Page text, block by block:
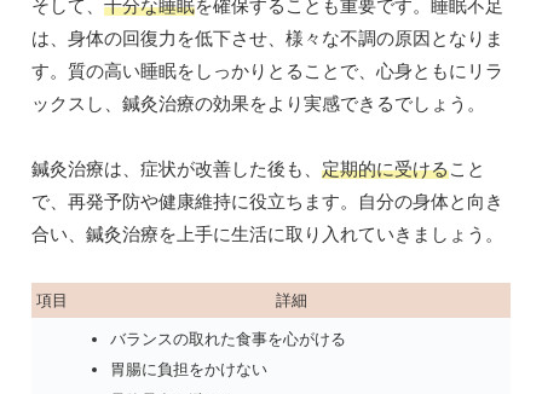
そして、 十分な睡眠を確保することも重要です。睡眠不足
は、身体の回復力を低下させ、様々な不調の原因となりま
す。質の高い睡眠をしっかりとることで、心身ともにリラ
ックスし、鍼灸治療の効果をより実感できるでしょう。
鍼灸治療は、症状が改善した後も、 定期的に受けること
で、再発予防や健康維持に役立ちます。自分の身体と向き
合い、鍼灸治療を上手に生活に取り入れていきましょう。
項目 詳細
バランスの取れた食事を心がける
胃腸に負担をかけない